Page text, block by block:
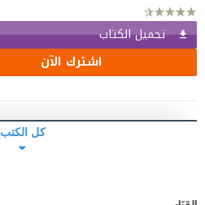
تحميل الكتاب
اشترك الآن
كل الكتب